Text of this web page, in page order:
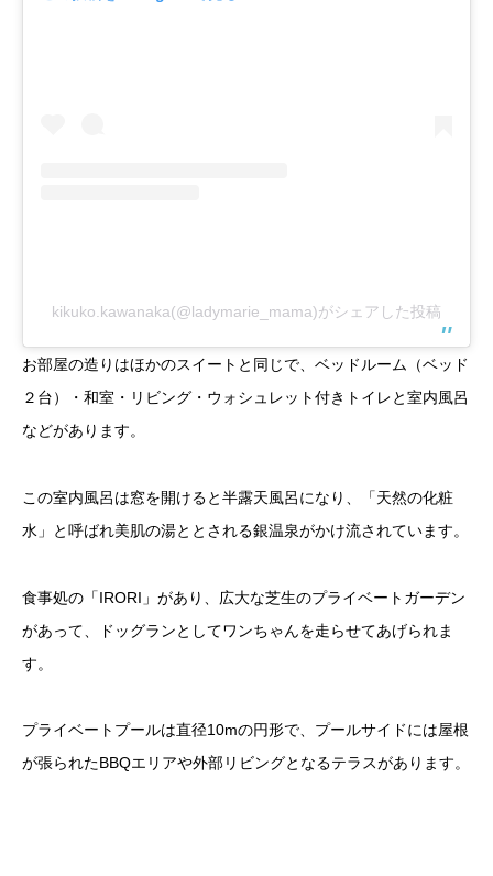
kikuko.kawanaka(@ladymarie_mama)がシェアした投稿
お部屋の造りはほかのスイートと同じで、ベッドルーム（ベッド
２台）・和室・リビング・ウォシュレット付きトイレと室内風呂
などがあります。
この室内風呂は窓を開けると半露天風呂になり、「天然の化粧
水」と呼ばれ美肌の湯ととされる銀温泉がかけ流されています。
食事処の「IRORI」があり、広大な芝生のプライベートガーデン
があって、ドッグランとしてワンちゃんを走らせてあげられま
す。
プライベートプールは直径10mの円形で、プールサイドには屋根
が張られたBBQエリアや外部リビングとなるテラスがあります。